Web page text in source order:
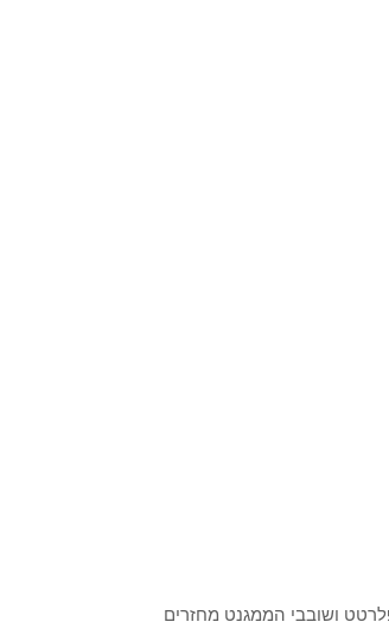
ושובבי הממגנט מחזרים